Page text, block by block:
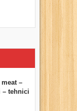
–
– tehnici